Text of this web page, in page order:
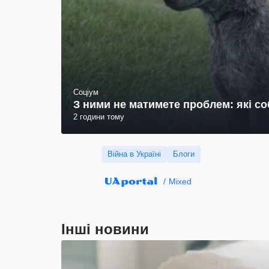
Соціум
З ними не матимете проблем: які
2 години тому
Війна в Україні Блоги
Mixed
Інші новини